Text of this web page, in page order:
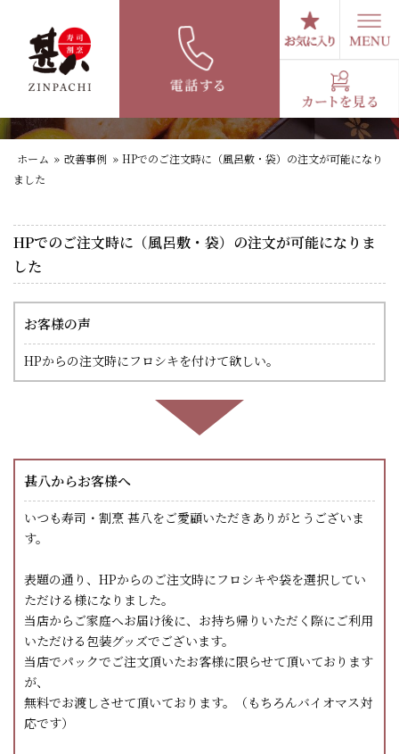
HPでのご注文時に（風呂敷・袋）の注文が
可能になりました
ホーム » 改善事例 » HPでのご注文時に（風呂敷・袋）の注文が可能になり
ました
HPでのご注文時に（風呂敷・袋）の注文が可能になりま
した
お客様の声
HPからの注文時にフロシキを付けて欲しい。
甚八からお客様へ
いつも寿司・割烹 甚八をご愛顧いただきありがとうございま
す。
表題の通り、HPからのご注文時にフロシキや袋を選択してい
ただける様になりました。
当店からご家庭へお届け後に、お持ち帰りいただく際にご利用
いただける包装グッズでございます。
当店でパックでご注文頂いたお客様に限らせて頂いております
が、
無料でお渡しさせて頂いております。（もちろんバイオマス対
応です）